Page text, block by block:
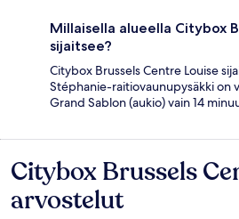
Millaisella alueella Citybox
sijaitsee?
Citybox Brussels Centre Louise
Stéphanie-raitiovaunupysäkki on
Grand Sablon (aukio) vain 14
Arvostelut
Citybox Brussels
arvostelut